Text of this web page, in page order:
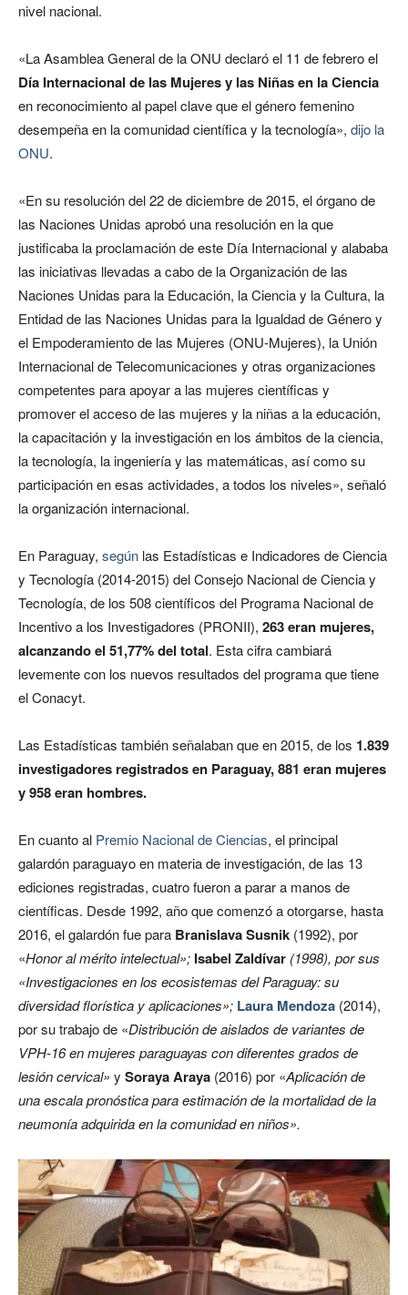
nivel nacional.
«La Asamblea General de la ONU declaró el 11 de febrero el
Día Internacional de las Mujeres y las Niñas en la Ciencia
en reconocimiento al papel clave que el género femenino
desempeña en la comunidad científica y la tecnología», dijo la
ONU.
«En su resolución del 22 de diciembre de 2015, el órgano de
las Naciones Unidas aprobó una resolución en la que
justificaba la proclamación de este Día Internacional y alababa
las iniciativas llevadas a cabo de la Organización de las
Naciones Unidas para la Educación, la Ciencia y la Cultura, la
Entidad de las Naciones Unidas para la Igualdad de Género y
el Empoderamiento de las Mujeres (ONU-Mujeres), la Unión
Internacional de Telecomunicaciones y otras organizaciones
competentes para apoyar a las mujeres científicas y
promover el acceso de las mujeres y la niñas a la educación,
la capacitación y la investigación en los ámbitos de la ciencia,
la tecnología, la ingeniería y las matemáticas, así como su
participación en esas actividades, a todos los niveles», señaló
la organización internacional.
En Paraguay, según las Estadísticas e Indicadores de Ciencia
y Tecnología (2014-2015) del Consejo Nacional de Ciencia y
Tecnología, de los 508 científicos del Programa Nacional de
Incentivo a los Investigadores (PRONII), 263 eran mujeres,
alcanzando el 51,77% del total. Esta cifra cambiará
levemente con los nuevos resultados del programa que tiene
el Conacyt.
Las Estadísticas también señalaban que en 2015, de los 1.839
investigadores registrados en Paraguay, 881 eran mujeres
y 958 eran hombres.
En cuanto al Premio Nacional de Ciencias, el principal
galardón paraguayo en materia de investigación, de las 13
ediciones registradas, cuatro fueron a parar a manos de
científicas. Desde 1992, año que comenzó a otorgarse, hasta
2016, el galardón fue para Branislava Susnik (1992), por
«Honor al mérito intelectual»; Isabel Zaldívar (1998), por sus
«Investigaciones en los ecosistemas del Paraguay: su
diversidad florística y aplicaciones»; Laura Mendoza (2014),
por su trabajo de «Distribución de aislados de variantes de
VPH-16 en mujeres paraguayas con diferentes grados de
lesión cervical» y Soraya Araya (2016) por «Aplicación de
una escala pronóstica para estimación de la mortalidad de la
neumonía adquirida en la comunidad en niños».